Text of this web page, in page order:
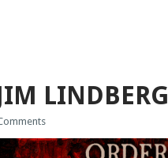
LINDBERG